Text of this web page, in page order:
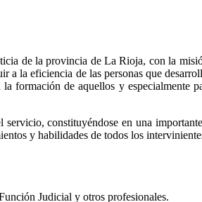
de la provincia de La Rioja, con la
a la eficiencia de las personas que
formación de aquellos y especialmente
constituyéndose en una
y habilidades de todos los
Judicial y otros profesionales.